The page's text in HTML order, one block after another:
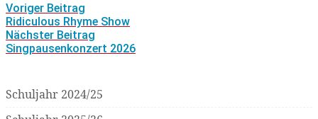
navigation
Voriger Beitrag
Ridiculous Rhyme Show
Nächster Beitrag
Singpausenkonzert 2026
Schuljahr 2024/25